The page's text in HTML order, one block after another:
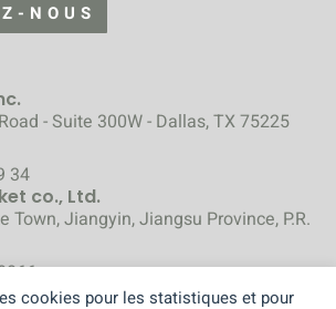
cookies pour les statistiques et pour
NOUS
- Suite 300W - Dallas, TX 75225
34
co., Ltd.
Town, Jiangyin, Jiangsu Province, P.R.